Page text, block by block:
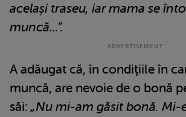
același traseu, iar mama se
muncă...".
A adăugat că, în condiţiile în
muncă, are nevoie de o bonă
săi: „Nu mi-am găsit bonă. Mi-